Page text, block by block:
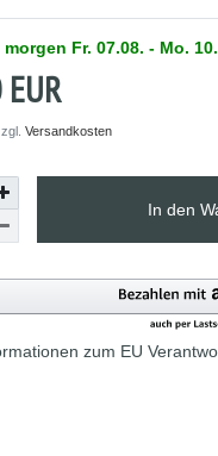
morgen Fr. 07.08. - Mo.
Versandkosten
In den
zum EU